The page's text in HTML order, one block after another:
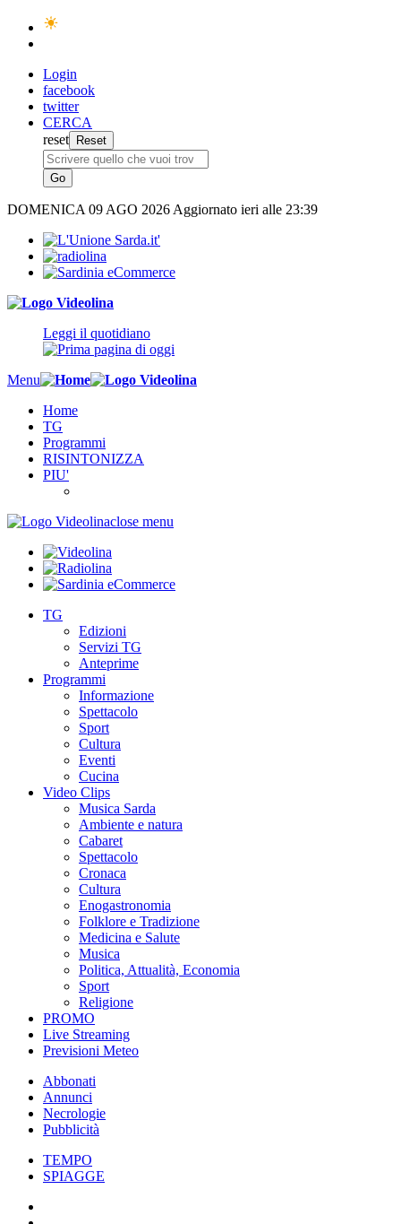
Login
facebook
twitter
CERCA
reset
DOMENICA 09 AGO 2026 Aggiornato ieri alle 23:39
Leggi il quotidiano
Menu
Home
TG
Programmi
RISINTONIZZA
PIU'
close menu
TG
Edizioni
Servizi TG
Anteprime
Programmi
Informazione
Spettacolo
Sport
Cultura
Eventi
Cucina
Video Clips
Musica Sarda
Ambiente e natura
Cabaret
Spettacolo
Cronaca
Cultura
Enogastronomia
Folklore e Tradizione
Medicina e Salute
Musica
Politica, Attualità, Economia
Sport
Religione
PROMO
Live Streaming
Previsioni Meteo
Abbonati
Annunci
Necrologie
Pubblicità
TEMPO
SPIAGGE